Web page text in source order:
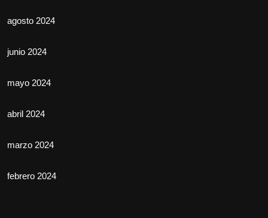
agosto 2024
junio 2024
mayo 2024
abril 2024
marzo 2024
febrero 2024